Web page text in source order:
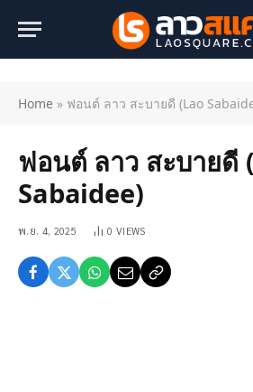
Home » ฟอนต์ ลาว สะบายดี (Lao
ฟอนต์ ลาว สะบายดี
Sabaidee)
พ.ย. 4, 2025 0 VIEWS